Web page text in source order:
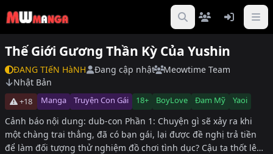
Thế Giới Gương Thần Kỳ Của Yushin
ĐANG TIếN HàNH Đang cập nhật
Meowtime Team
Nhật Bản
+18 Manga Truyện Con Gái 18+ BoyLove Đam Mỹ Yaoi
Cảnh báo nội dung: dub-con Phần 1: Chuyện gì sẽ xảy ra khi
một chàng trai thẳng, đã có bạn gái, lại được đề nghị trả tiền
để làm đối tượng thử nghiệm đồ chơi tình dục? Cậu ta thốt lên